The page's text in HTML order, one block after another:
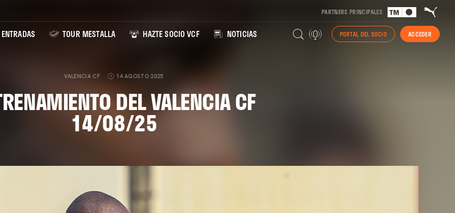
PARTNERS PRINCIPALES
ENTRADAS TOUR MESTALLA HAZTE SOCIO VCF NOTICIAS PORTAL DEL SOCIO ACCEDER
VALENCIA CF 14 AGOSTO 2025
DEL VALENCIA CF
14/08/25